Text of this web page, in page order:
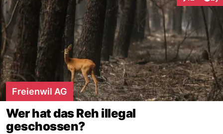
Freienwil AG
Wer hat das Reh illegal
geschossen?